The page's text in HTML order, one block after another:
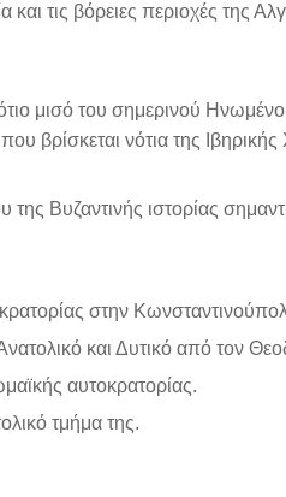
και τις βόρειες περιοχές της
μισό του σημερινού
βρίσκεται νότια της
της Βυζαντινής ιστορίας
στην
και Δυτικό από τον
αυτοκρατορίας.
τμήμα της.